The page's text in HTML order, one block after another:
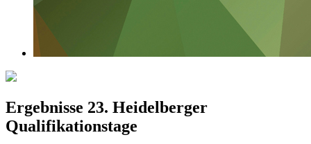
Ergebnisse 23. Heidelberger
Qualifikationstage